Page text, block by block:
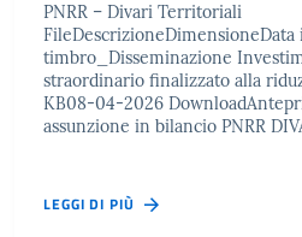
PNRR – Divari Territoriali
timbro_Disseminazione
straordinario finalizzato alla
KB08-04-2026
assunzione in bilancio PNRR
LEGGI DI PIÙ